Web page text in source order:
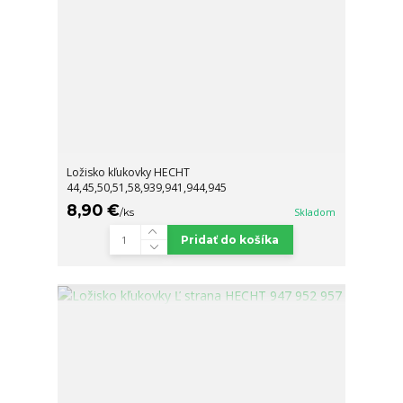
Ložisko kľukovky HECHT
44,45,50,51,58,939,941,944,945
8,90 €/ks Skladom
Pridať do košíka